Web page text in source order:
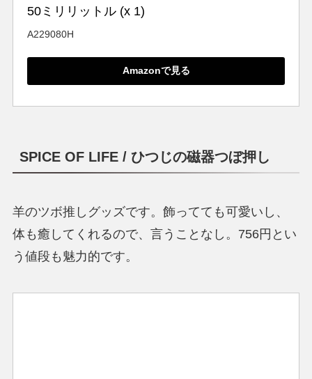
50ミリリットル (x 1)
A229080H
Amazonで見る
SPICE OF LIFE / ひつじの磁器つぼ押し
羊のツボ推しグッズです。飾ってても可愛いし、
体も癒してくれるので、言うことなし。756円とい
う値段も魅力的です。